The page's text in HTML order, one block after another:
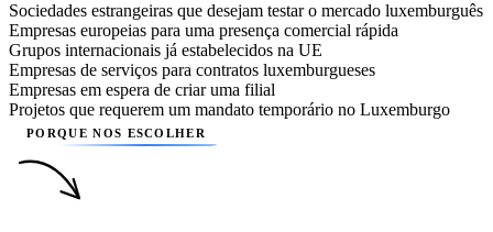
Sociedades estrangeiras que desejam testar o mercado luxemburguês
Empresas europeias para uma presença comercial rápida
Grupos internacionais já estabelecidos na UE
Empresas de serviços para contratos luxemburgueses
Empresas em espera de criar uma filial
Projetos que requerem um mandato temporário no Luxemburgo
PORQUE NOS ESCOLHER